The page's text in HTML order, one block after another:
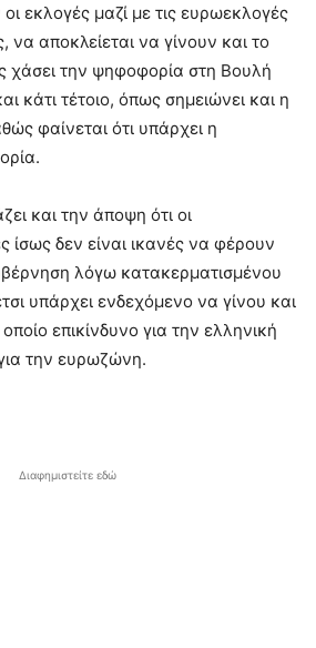
εκλογές μαζί με τις ευρωεκλογές
αποκλείεται να γίνουν και το
χάσει την ψηφοφορία στη Βουλή
κάτι τέτοιο, όπως σημειώνει και η
φαίνεται ότι υπάρχει η
και την άποψη ότι οι
ίσως δεν είναι ικανές να φέρουν
λόγω κατακερματισμένου
υπάρχει ενδεχόμενο να γίνου και
επικίνδυνο για την ελληνική
την ευρωζώνη.
Διαφημιστείτε εδώ